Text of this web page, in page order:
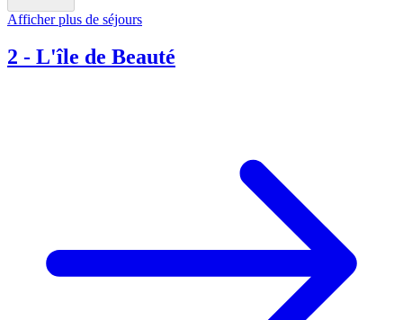
Afficher plus de séjours
2 - L'île de Beauté